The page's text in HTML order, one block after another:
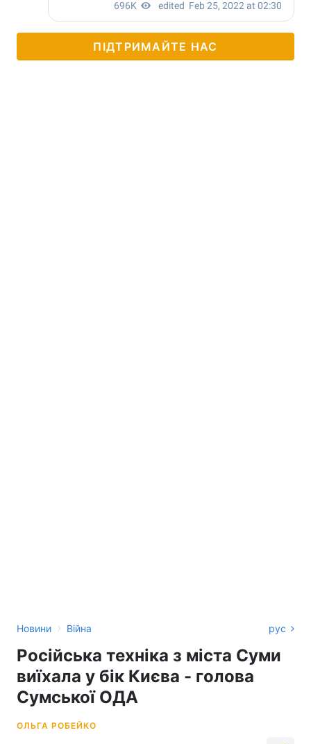
ПІДТРИМАЙТЕ НАС
Новини › Війна рус
Російська техніка з міста Суми
виїхала у бік Києва - голова
Сумської ОДА
ОЛЬГА РОБЕЙКО